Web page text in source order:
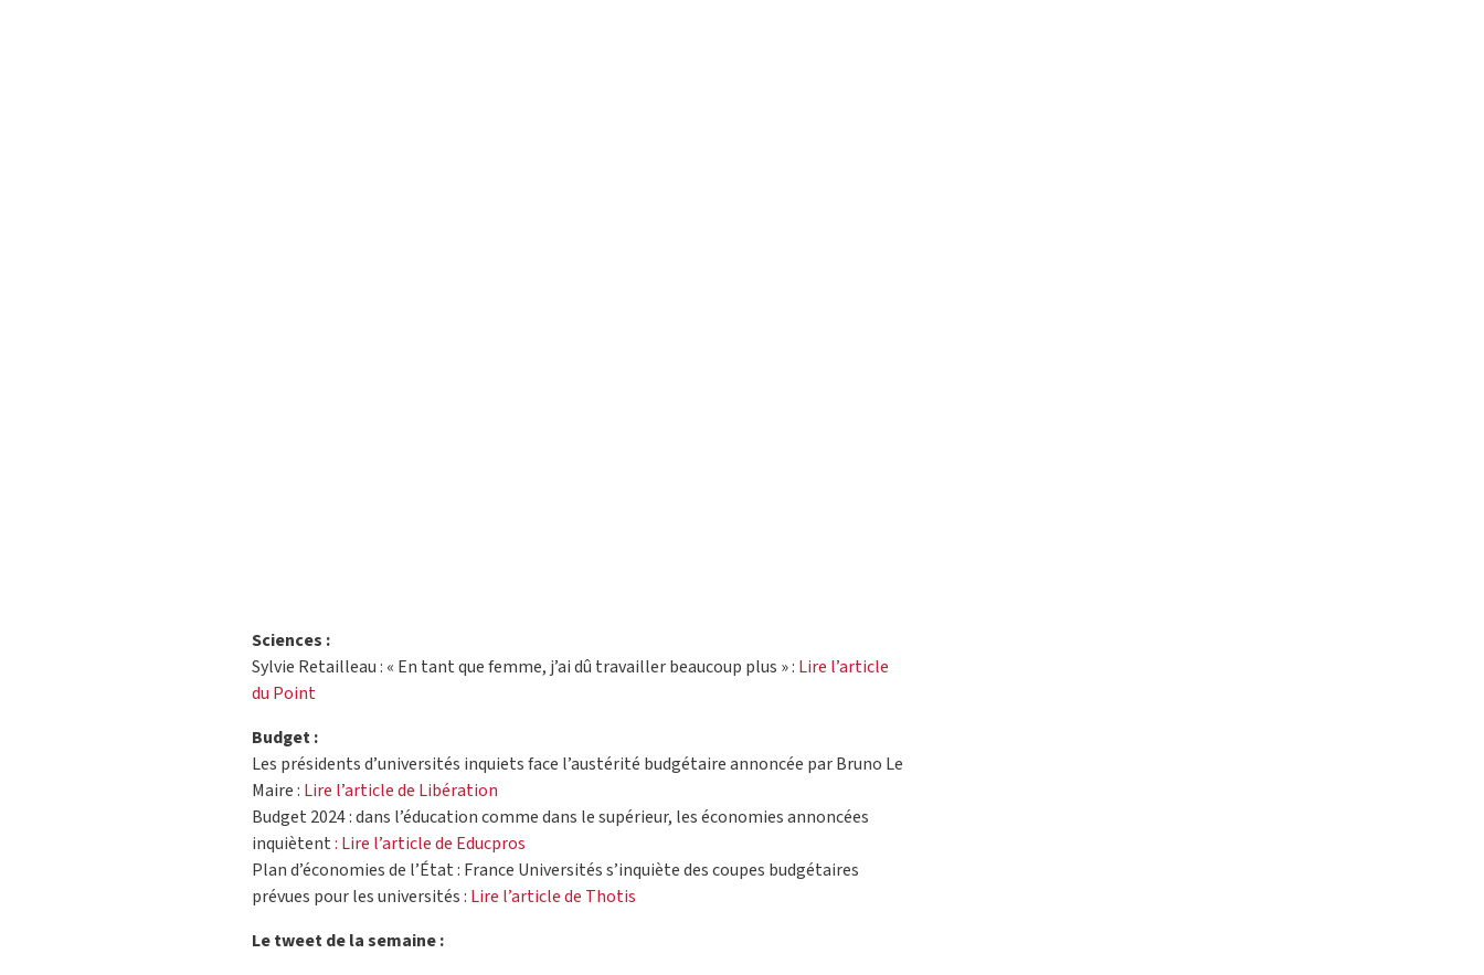
Sciences :
Sylvie Retailleau : « En tant que femme, j’ai dû travailler beaucoup plus » : Lire l’article
du Point
Budget :
Les présidents d’universités inquiets face l’austérité budgétaire annoncée par Bruno Le
Maire : Lire l’article de Libération
Budget 2024 : dans l’éducation comme dans le supérieur, les économies annoncées
inquiètent: Lire l’article de Educpros
Plan d’économies de l’État : France Universités s’inquiète des coupes budgétaires
prévues pour les universités : Lire l’article de Thotis
Le tweet de la semaine :